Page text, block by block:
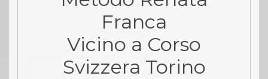
Franca
Vicino a Corso
Svizzera Torino